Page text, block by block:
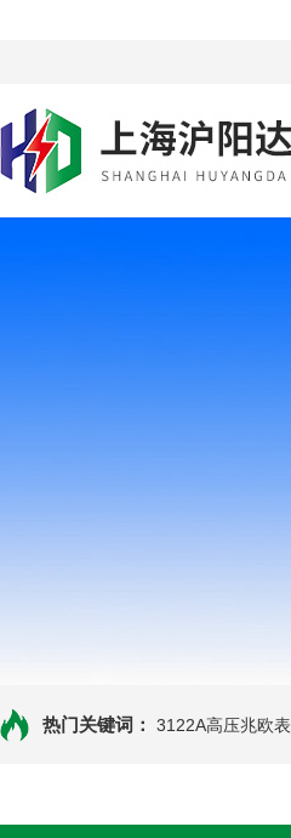
热门关键词： 3122A高压兆欧表